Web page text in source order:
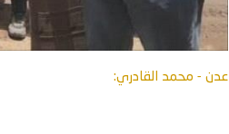
عدن - محمد القادري: